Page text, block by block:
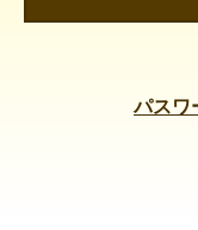
パスワ